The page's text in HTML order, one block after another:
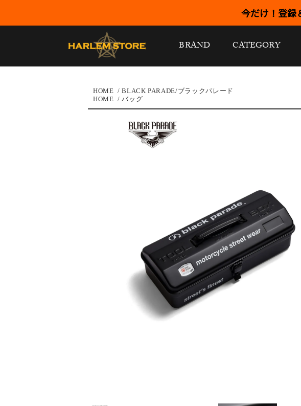
今だけ！登録
BRAND CATEGORY
HOME /BLACK PARADE/ブラックパレード
HOME /バッグ